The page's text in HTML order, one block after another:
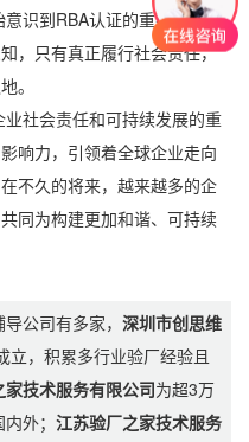
识到RBA认证的重要性，并
，只有真正履行社会责任，
。
社会责任和可持续发展的重
响力，引领着全球企业走向
不久的将来，越来越多的企
同为构建更加和谐、可持续
导公司有多家，深圳市创思维
立，积累多行业验厂经验且
技术服务有限公司为超3万
内外；江苏验厂之家技术服务